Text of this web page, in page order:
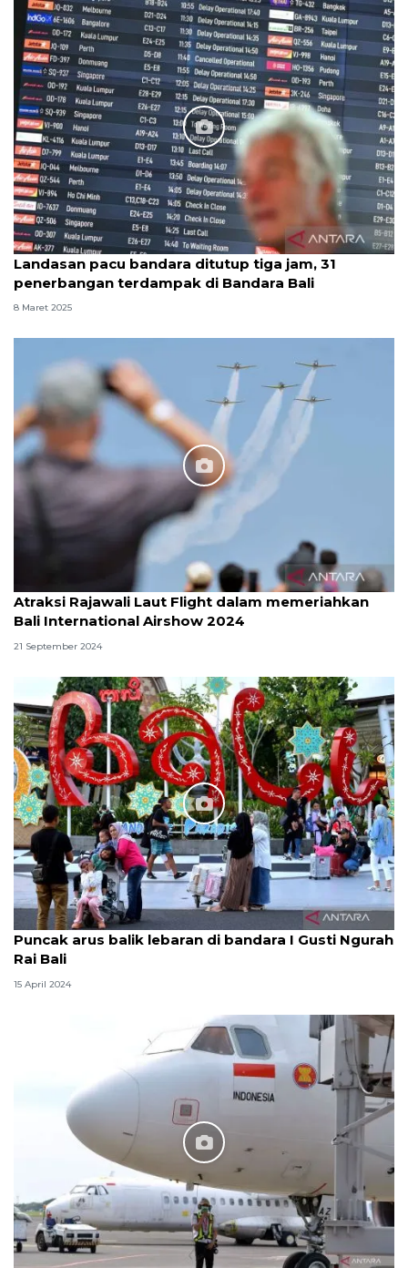
Landasan pacu bandara ditutup tiga jam, 31
penerbangan terdampak di Bandara Bali
8 Maret 2025
Atraksi Rajawali Laut Flight dalam memeriahkan
Bali International Airshow 2024
21 September 2024
Puncak arus balik lebaran di bandara I Gusti Ngurah
Rai Bali
15 April 2024